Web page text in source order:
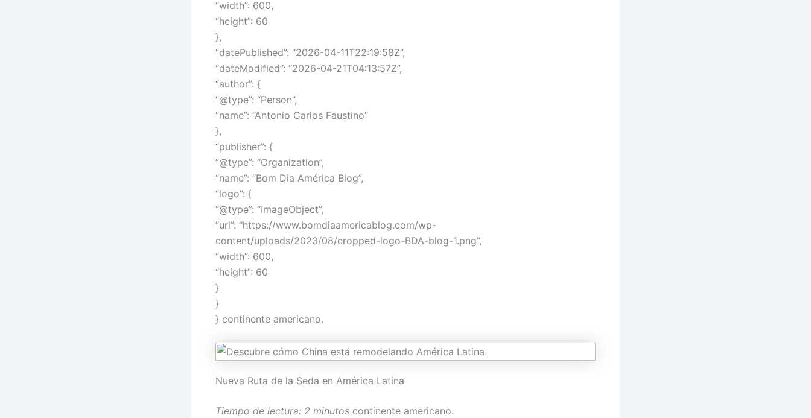
“width”: 600,
“height”: 60
},
“datePublished”: “2026-04-11T22:19:58Z”,
“dateModified”: “2026-04-21T04:13:57Z”,
“author”: {
“@type”: “Person”,
“name”: “Antonio Carlos Faustino”
},
“publisher”: {
“@type”: “Organization”,
“name”: “Bom Dia América Blog”,
“logo”: {
“@type”: “ImageObject”,
“url”: “https://www.bomdiaamericablog.com/wp-
content/uploads/2023/08/cropped-logo-BDA-blog-1.png”,
“width”: 600,
“height”: 60
}
}
} continente americano.
Nueva Ruta de la Seda en América Latina
Tiempo de lectura: 2 minutos continente americano.